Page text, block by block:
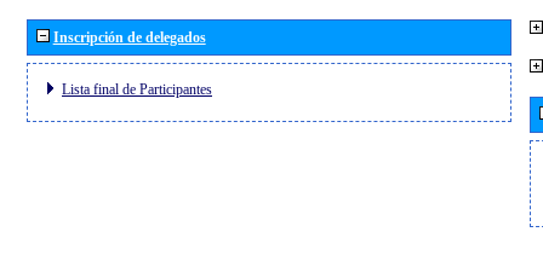
Inscripción de delegados
Lista final de Participantes